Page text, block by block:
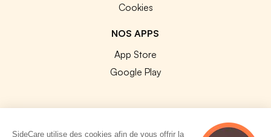
Cookies
NOS APPS
App Store
Google Play
SideCare utilise des cookies afin de vous offrir la